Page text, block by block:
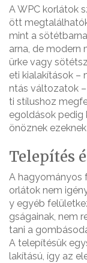
A WPC korlátok
ött
mint a
arna, de modern
ürke vagy
eti kialakítások
ntás változatok
ti stílushoz
egoldások pedig
önöznek
Telepítés
A hagyományos
orlátok nem
y egyéb
gságainak, nem
tani a
A telepítésük
lakítású, így az